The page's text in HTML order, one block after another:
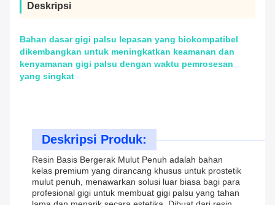
Deskripsi
Bahan dasar gigi palsu lepasan yang biokompatibel
dikembangkan untuk meningkatkan keamanan dan
kenyamanan gigi palsu dengan waktu pemrosesan
yang singkat
Deskripsi Produk:
Resin Basis Bergerak Mulut Penuh adalah bahan
kelas premium yang dirancang khusus untuk prostetik
mulut penuh, menawarkan solusi luar biasa bagi para
profesional gigi untuk membuat gigi palsu yang tahan